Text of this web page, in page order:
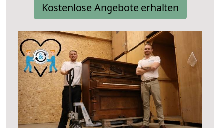
Kostenlose Angebote erhalten